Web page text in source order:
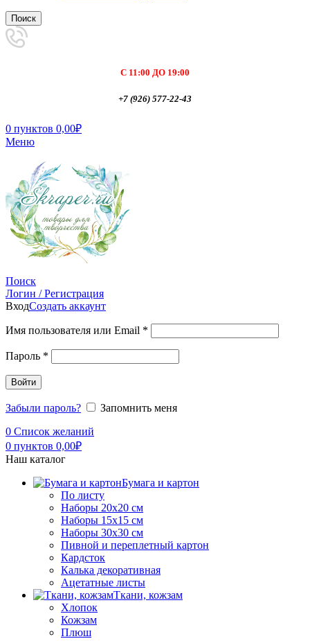
Поиск
С 11:00 ДО 19:00
+7 (926) 577-22-43
0 пунктов 0,00₽
Меню
Поиск
Логин / Регистрация
ВходСоздать аккаунт
Имя пользователя или Email *
Пароль *
Войти
Забыли пароль?
Запомнить меня
0 Список желаний
0 пунктов 0,00₽
Наш каталог
Бумага и картон
По листу
Наборы 20х20 см
Наборы 15х15 см
Наборы 30х30 см
Пивной и переплетный картон
Кардсток
Калька декоративная
Ацетатные листы
Ткани, кожзам
Хлопок
Кожзам
Плюш